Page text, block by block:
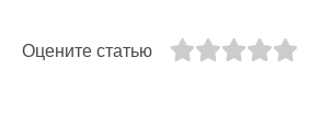
Оцените статью